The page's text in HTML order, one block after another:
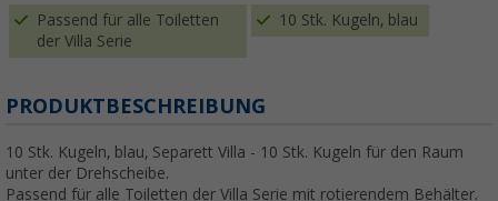
Passend für alle Toiletten
der Villa Serie
10 Stk. Kugeln, blau
PRODUKTBESCHREIBUNG
10 Stk. Kugeln, blau, Separett Villa - 10 Stk. Kugeln für den Raum
unter der Drehscheibe.
Passend für alle Toiletten der Villa Serie mit rotierendem Behälter.